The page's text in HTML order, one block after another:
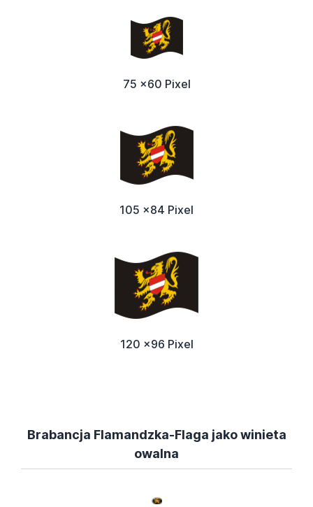
75 x60 Pixel
105 x84 Pixel
120 x96 Pixel
Brabancja Flamandzka-Flaga jako winieta
owalna